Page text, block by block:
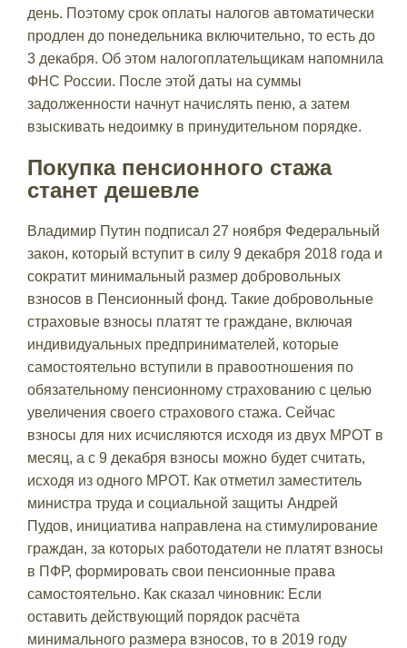
день. Поэтому срок оплаты налогов автоматически
продлен до понедельника включительно, то есть до
3 декабря. Об этом налогоплательщикам напомнила
ФНС России. После этой даты на суммы
задолженности начнут начислять пеню, а затем
взыскивать недоимку в принудительном порядке.
Покупка пенсионного стажа
станет дешевле
Владимир Путин подписал 27 ноября Федеральный
закон, который вступит в силу 9 декабря 2018 года и
сократит минимальный размер добровольных
взносов в Пенсионный фонд. Такие добровольные
страховые взносы платят те граждане, включая
индивидуальных предпринимателей, которые
самостоятельно вступили в правоотношения по
обязательному пенсионному страхованию с целью
увеличения своего страхового стажа. Сейчас
взносы для них исчисляются исходя из двух МРОТ в
месяц, а с 9 декабря взносы можно будет считать,
исходя из одного МРОТ. Как отметил заместитель
министра труда и социальной защиты Андрей
Пудов, инициатива направлена на стимулирование
граждан, за которых работодатели не платят взносы
в ПФР, формировать свои пенсионные права
самостоятельно. Как сказал чиновник: Если
оставить действующий порядок расчёта
минимального размера взносов, то в 2019 году